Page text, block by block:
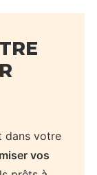
dans votre
vos